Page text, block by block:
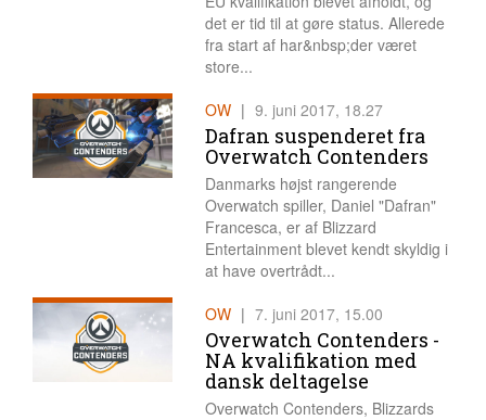
det er tid til at gøre status. Allerede
fra start af har&nbsp;der været
store...
OW | 9. juni 2017, 18.27
Dafran suspenderet fra
Overwatch Contenders
Danmarks højst rangerende
Overwatch spiller, Daniel "Dafran"
Francesca, er af Blizzard
Entertainment blevet kendt skyldig i
at have overtrådt...
OW | 7. juni 2017, 15.00
Overwatch Contenders -
NA kvalifikation med
dansk deltagelse
Overwatch Contenders, Blizzards